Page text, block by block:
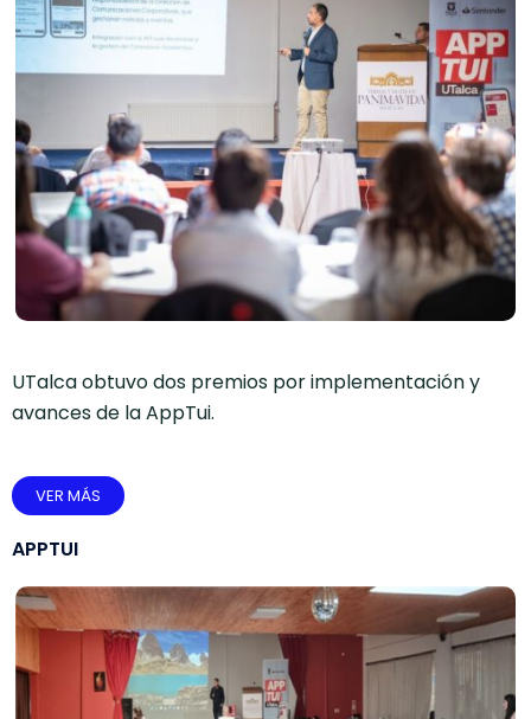
UTalca obtuvo dos premios por implementación y
avances de la AppTui.
VER MÁS
APPTUI